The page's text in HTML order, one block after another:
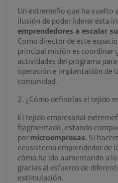
Un extremeño que ha vuelto
ilusión de poder liderar esta
emprendedores a escalar
Como director de este
principal misión es coordinar
actividades del programa
operación e implantación de
comunidad.
2. ¿Cómo definirías el tejido
El tejido empresarial
fragmentado, estando
por microempresas. Si
ecosistema emprendedor de
cómo ha ido aumentando a
gracias al esfuerzo de
estimulación.